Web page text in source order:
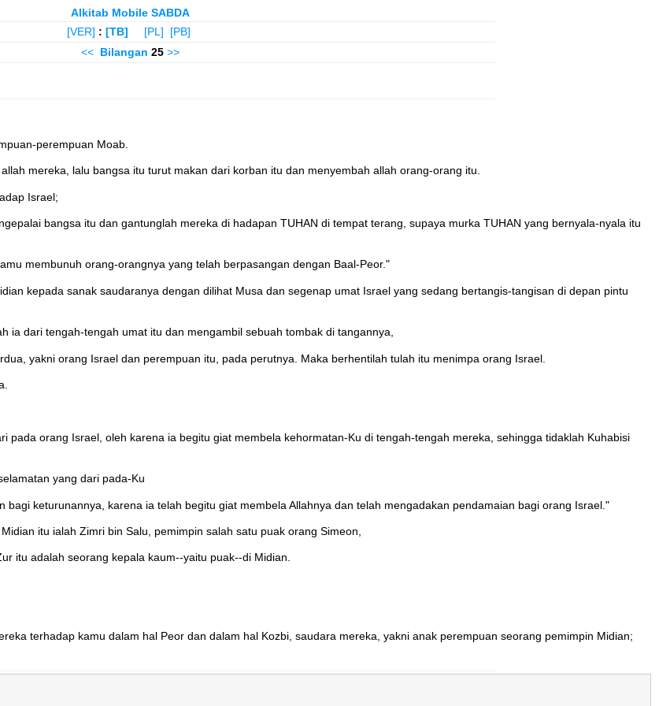
Alkitab Mobile SABDA
[VER] : [TB] [PL]
[PB]
<< Bilangan 25 >>
perempuan Moab.
mereka, lalu bangsa itu turut makan dari korban itu dan menyembah allah orang-orang itu.
Israel;
bangsa itu dan gantunglah mereka di hadapan TUHAN di tempat terang, supaya murka TUHAN yang bernyala-nyala itu
membunuh orang-orangnya yang telah berpasangan dengan Baal-Peor."
kepada sanak saudaranya dengan dilihat Musa dan segenap umat Israel yang sedang bertangis-tangisan di depan pintu
ia dari tengah-tengah umat itu dan mengambil sebuah tombak di tangannya,
yakni orang Israel dan perempuan itu, pada perutnya. Maka berhentilah tulah itu menimpa orang Israel.
pada orang Israel, oleh karena ia begitu giat membela kehormatan-Ku di tengah-tengah mereka, sehingga tidaklah Kuhabisi
yang dari pada-Ku
keturunannya, karena ia telah begitu giat membela Allahnya dan telah mengadakan pendamaian bagi orang Israel."
itu ialah Zimri bin Salu, pemimpin salah satu puak orang Simeon,
itu adalah seorang kepala kaum--yaitu puak--di Midian.
terhadap kamu dalam hal Peor dan dalam hal Kozbi, saudara mereka, yakni anak perempuan seorang pemimpin Midian;